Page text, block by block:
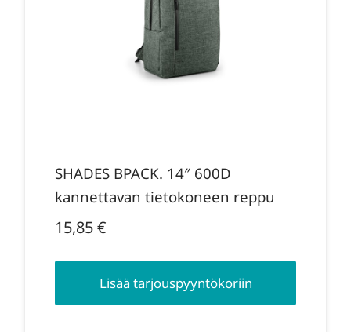
SHADES BPACK. 14″ 600D
kannettavan tietokoneen reppu
15,85€
Lisää tarjouspyyntökoriin